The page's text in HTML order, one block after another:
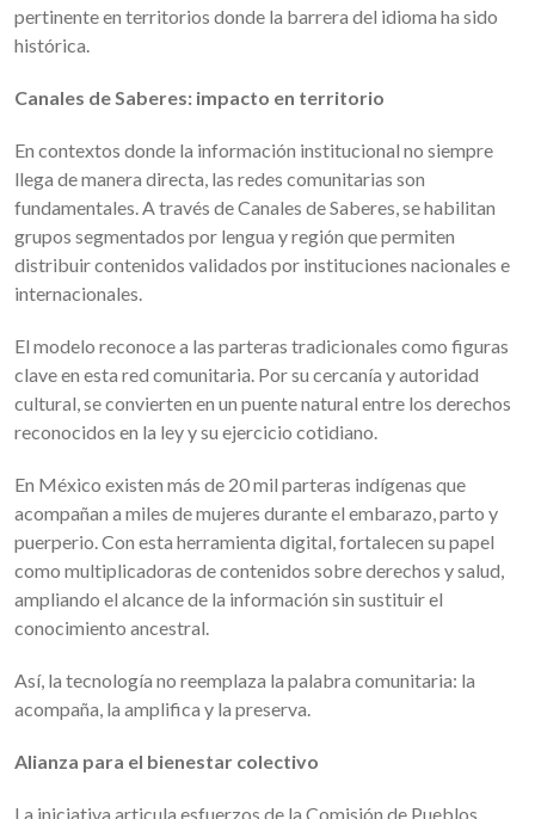
pertinente en territorios donde la barrera del idioma ha sido
histórica.
Canales de Saberes: impacto en territorio
En contextos donde la información institucional no siempre
llega de manera directa, las redes comunitarias son
fundamentales. A través de Canales de Saberes, se habilitan
grupos segmentados por lengua y región que permiten
distribuir contenidos validados por instituciones nacionales e
internacionales.
El modelo reconoce a las parteras tradicionales como figuras
clave en esta red comunitaria. Por su cercanía y autoridad
cultural, se convierten en un puente natural entre los derechos
reconocidos en la ley y su ejercicio cotidiano.
En México existen más de 20 mil parteras indígenas que
acompañan a miles de mujeres durante el embarazo, parto y
puerperio. Con esta herramienta digital, fortalecen su papel
como multiplicadoras de contenidos sobre derechos y salud,
ampliando el alcance de la información sin sustituir el
conocimiento ancestral.
Así, la tecnología no reemplaza la palabra comunitaria: la
acompaña, la amplifica y la preserva.
Alianza para el bienestar colectivo
La iniciativa articula esfuerzos de la Comisión de Pueblos